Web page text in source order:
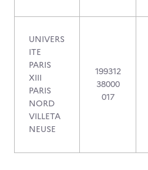
UNIVERS
ITE
PARIS
XIII
PARIS
NORD
VILLETA
NEUSE
199312
38000
017